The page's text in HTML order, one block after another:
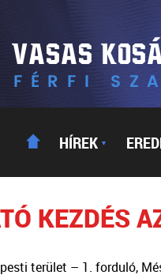
HÍREK ▼
KEZDÉS
terület – 1. forduló,